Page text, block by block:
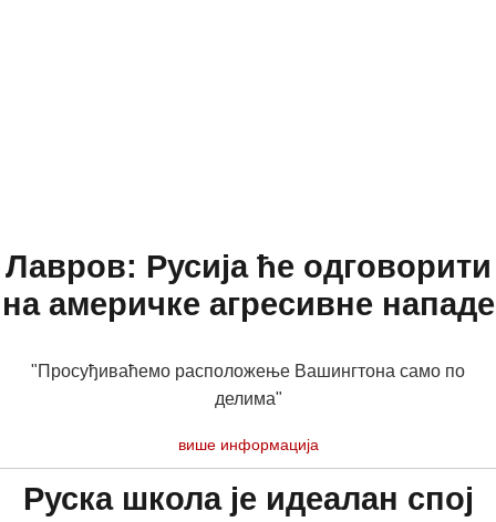
Лавров: Русија ће одговорити
на америчке агресивне нападе
"Просуђиваћемо расположење Вашингтона само по
делима"
више информација
Руска школа је идеалан спој